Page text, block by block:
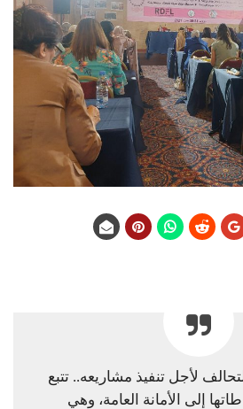
لأجل تنفيذ مشاريعه.. تتبع
إلى الأمانة العامة، وهي